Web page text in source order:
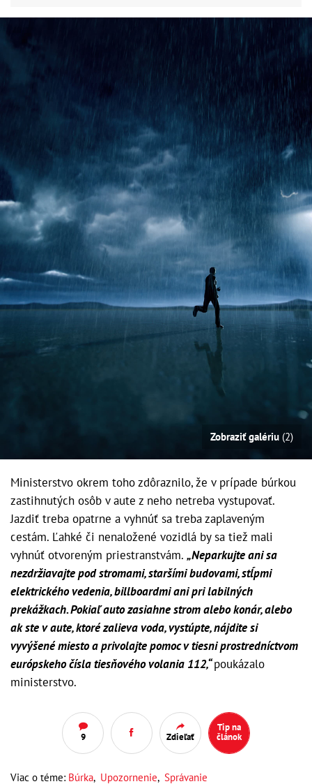
Zobraziť galériu (2)
Ministerstvo okrem toho zdôraznilo, že v prípade búrkou
zastihnutých osôb v aute z neho netreba vystupovať.
Jazdiť treba opatrne a vyhnúť sa treba zaplaveným
cestám. Ľahké či nenaložené vozidlá by sa tiež mali
vyhnúť otvoreným priestranstvám. „Neparkujte ani sa
nezdržiavajte pod stromami, staršími budovami, stĺpmi
elektrického vedenia, billboardmi ani pri labilných
prekážkach. Pokiaľ auto zasiahne strom alebo konár, alebo
ak ste v aute, ktoré zalieva voda, vystúpte, nájdite si
vyvýšené miesto a privolajte pomoc v tiesni prostredníctvom
európskeho čísla tiesňového volania 112,“poukázalo
ministerstvo.
9 Zdieľať
Tip na
článok
Viac o téme: Búrka, Upozornenie, Správanie